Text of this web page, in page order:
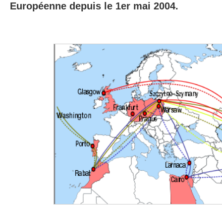
Européenne depuis le 1er mai 2004.